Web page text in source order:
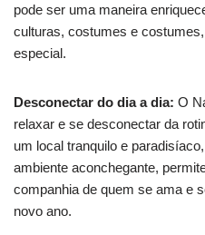
pode ser uma maneira
culturas, costumes e
especial.
Desconectar do dia a dia: O
relaxar e se desconectar da
um local tranquilo e
ambiente aconchegante,
companhia de quem se ama e
novo ano.